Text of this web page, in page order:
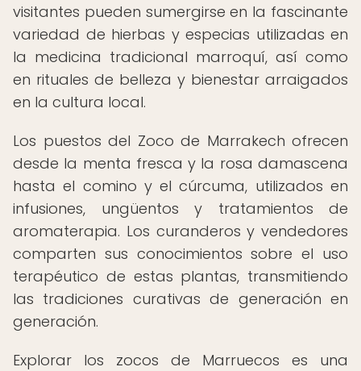
visitantes pueden sumergirse en la fascinante
variedad de hierbas y especias utilizadas en
la medicina tradicional marroquí, así como
en rituales de belleza y bienestar arraigados
en la cultura local.
Los puestos del Zoco de Marrakech ofrecen
desde la menta fresca y la rosa damascena
hasta el comino y el cúrcuma, utilizados en
infusiones, ungüentos y tratamientos de
aromaterapia. Los curanderos y vendedores
comparten sus conocimientos sobre el uso
terapéutico de estas plantas, transmitiendo
las tradiciones curativas de generación en
generación.
Explorar los zocos de Marruecos es una